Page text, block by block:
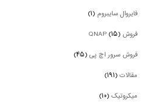
فایروال سایبروم (۱)
فروش QNAP (۱۵)
فروش سرور اچ پی(۴۵)
مقالات(۱۹۱)
میکروتیک(۱۰)